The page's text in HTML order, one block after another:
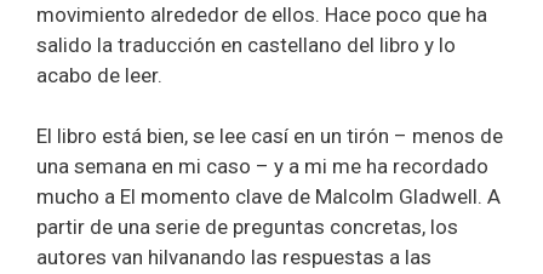
movimiento alrededor de ellos. Hace poco que ha
salido la traducción en castellano del libro y lo
acabo de leer.
El libro está bien, se lee casí en un tirón – menos de
una semana en mi caso – y a mi me ha recordado
mucho a El momento clave de Malcolm Gladwell. A
partir de una serie de preguntas concretas, los
autores van hilvanando las respuestas a las